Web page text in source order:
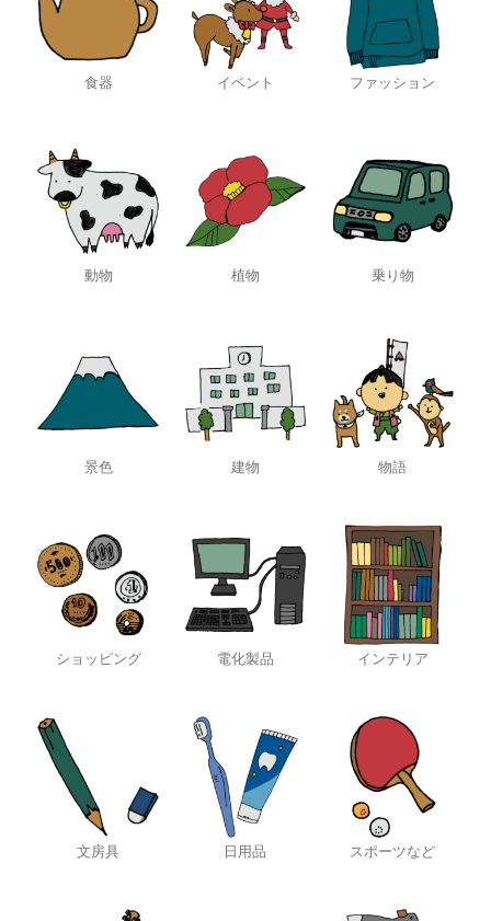
食器 イベント ファッション
動物 植物 乗り物
景色 建物 物語
ショッピング 電化製品 インテリア
文房具 日用品 スポーツなど